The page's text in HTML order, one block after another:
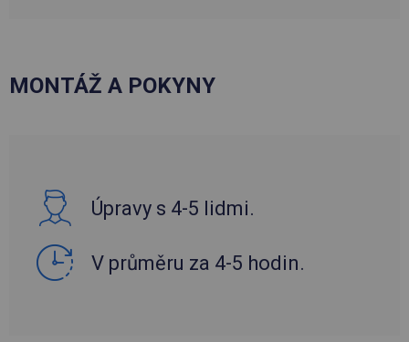
MONTÁŽ A POKYNY
Úpravy s 4-5 lidmi.
V průměru za 4-5 hodin.